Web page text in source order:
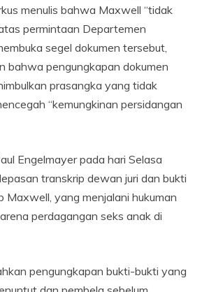
menulis bahwa Maxwell “tidak
permintaan Departemen
segel dokumen tersebut,
bahwa pengungkapan dokumen
prasangka yang tidak
“kemungkinan persidangan
Engelmayer pada hari Selasa
transkrip dewan juri dan bukti
Maxwell, yang menjalani hukuman
perdagangan seks anak di
pengungkapan bukti-bukti yang